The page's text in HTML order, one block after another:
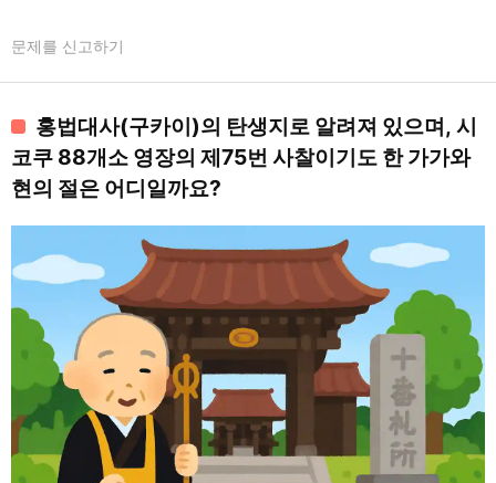
문제를 신고하기
홍법대사(구카이)의 탄생지로 알려져 있으며, 시
코쿠 88개소 영장의 제75번 사찰이기도 한 가가와
현의 절은 어디일까요?